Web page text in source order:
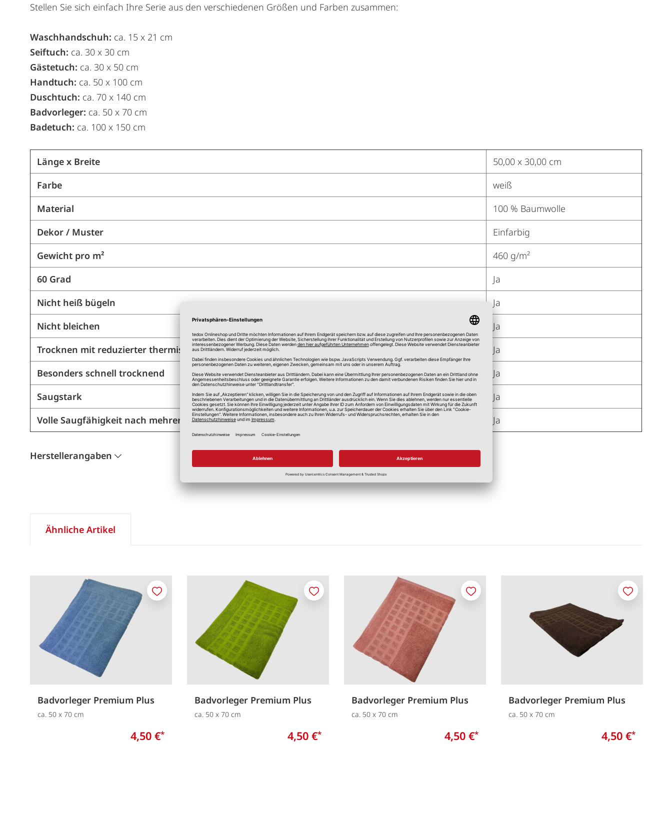
Stellen Sie sich einfach Ihre Serie aus den verschiedenen Größen und Farben zusammen:
Waschhandschuh: ca. 15 x 21 cm
Seiftuch: ca. 30 x 30 cm
Gästetuch: ca. 30 x 50 cm
Handtuch: ca. 50 x 100 cm
Duschtuch: ca. 70 x 140 cm
Badvorleger: ca. 50 x 70 cm
Badetuch: ca. 100 x 150 cm
Länge x Breite
50,00 x 30,00 cm
Farbe
weiß
Material
100 % Baumwolle
Dekor / Muster
Einfarbig
Gewicht pro m²
460 g/m²
60 Grad
Ja
Nicht heiß bügeln
Ja
Nicht bleichen
Ja
Trocknen mit reduzierter thermischer Beanspruchung
Ja
Besonders schnell trocknend
Ja
Saugstark
Ja
Volle Saugfähigkeit nach mehreren Wäschen
Ja
Herstellerangaben
Ähnliche Artikel
Badvorleger Premium Plus
ca. 50 x 70 cm
4,50 €*
Merken
Badvorleger Premium Plus
ca. 50 x 70 cm
4,50 €*
Merken
Badvorleger Premium Plus
ca. 50 x 70 cm
4,50 €*
Merken
Badvorleger Premium Plus
ca. 50 x 70 cm
4,50 €*
Merken